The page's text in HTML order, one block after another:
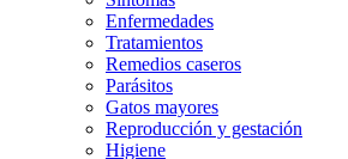
Enfermedades
Tratamientos
Remedios caseros
Parásitos
Gatos mayores
Reproducción y gestación
Higiene